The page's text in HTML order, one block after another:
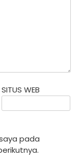
SITUS WEB
pada